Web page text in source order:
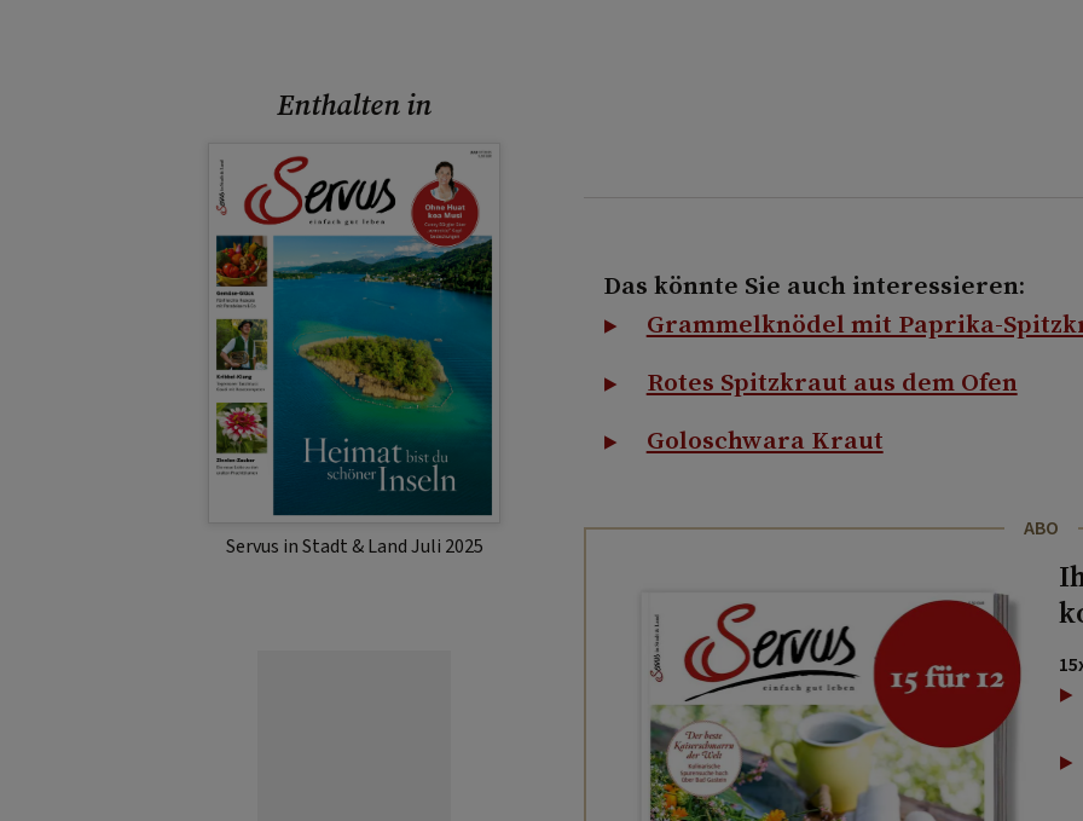
Enthalten in
Servus in Stadt & Land Juli 2025
Das könnte Sie auch interessieren:
Grammelknödel mit Paprika-
Rotes Spitzkraut aus dem Ofen
Goloschwara Kraut
ABO